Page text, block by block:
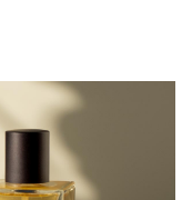
unic și puternic.